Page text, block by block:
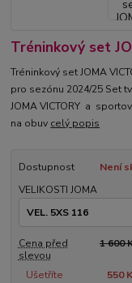
Tréninkový set
Tréninkový set JOMA
pro sezónu 2024/25 Set
JOMA VICTORY a
na obuv celý popis
Dostupnost
Není
VELIKOSTI JOMA
Cena před
slevou
1 600
Ušetříte 550